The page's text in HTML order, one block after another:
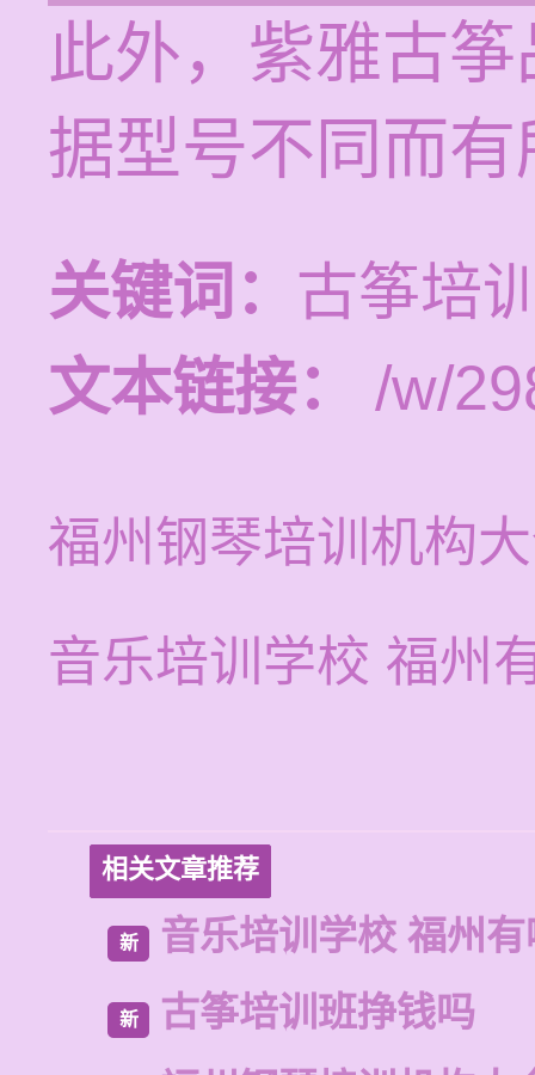
此外，紫雅古
据型号不同而
关键词： 古筝培
文本链接：
/w/
福州钢琴培训机构
音乐培训学校 福州
相关文章推荐
新 音乐培训学校 福州
新
古筝培训班挣钱吗